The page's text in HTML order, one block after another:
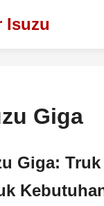
Isuzu
Giga
Giga: